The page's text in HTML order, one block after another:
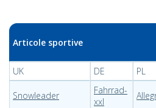
Articole sportive
UK DE PL
Snowleader
Fahrrad-
xxl